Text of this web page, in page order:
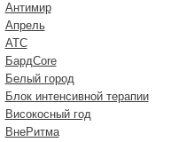
Антимир
Апрель
АТС
БардCore
Белый город
Блок интенсивной терапии
Високосный год
ВнеРитма